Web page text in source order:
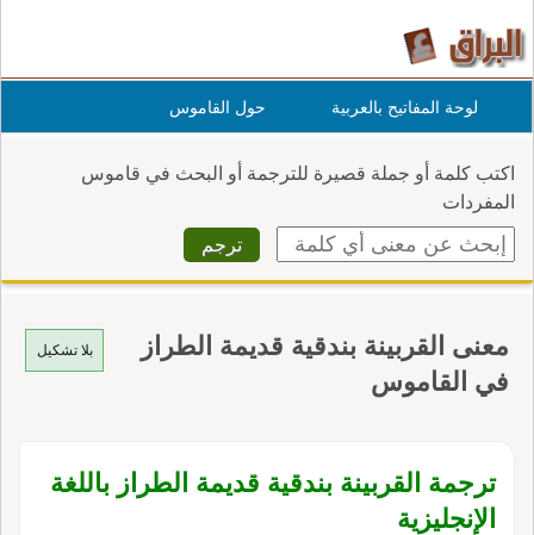
لوحة المفاتيح بالعربية حول القاموس
اكتب كلمة أو جملة قصيرة للترجمة أو البحث في قاموس
المفردات
بلا تشكيل
معنى القربينة بندقية قديمة الطراز
في القاموس
ترجمة القربينة بندقية قديمة الطراز باللغة
الإنجليزية